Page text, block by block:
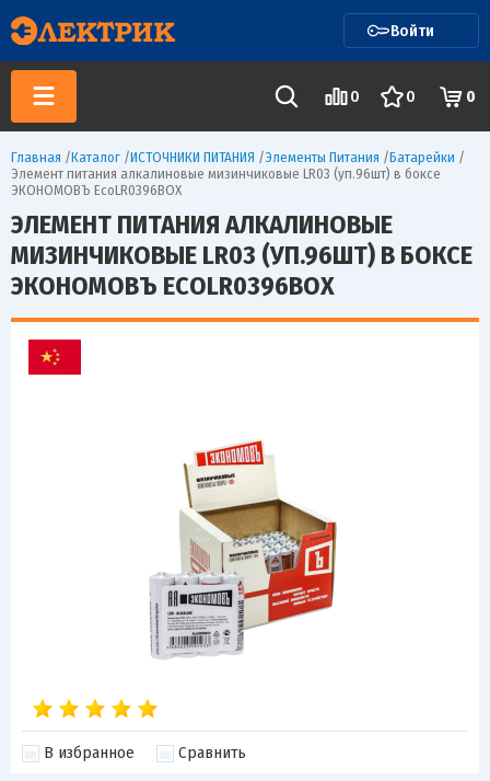
Войти
0 0 0
Главная /Каталог /ИСТОЧНИКИ ПИТАНИЯ /Элементы Питания /Батарейки /
Элемент питания алкалиновые мизинчиковые LR03 (уп.96шт) в боксе
ЭКОНОМОВЪ EcoLR0396BOX
ЭЛЕМЕНТ ПИТАНИЯ АЛКАЛИНОВЫЕ
МИЗИНЧИКОВЫЕ LR03 (УП.96ШТ) В БОКСЕ
ЭКОНОМОВЪ ECOLR0396BOX
В избранное Сравнить